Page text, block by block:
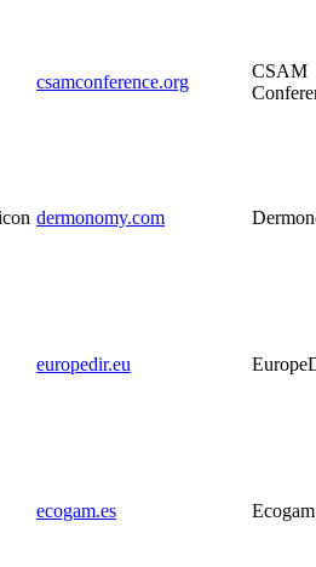
csamconference.org
CSAM
dermonomy.com
europedir.eu
ecogam.es Ecogam